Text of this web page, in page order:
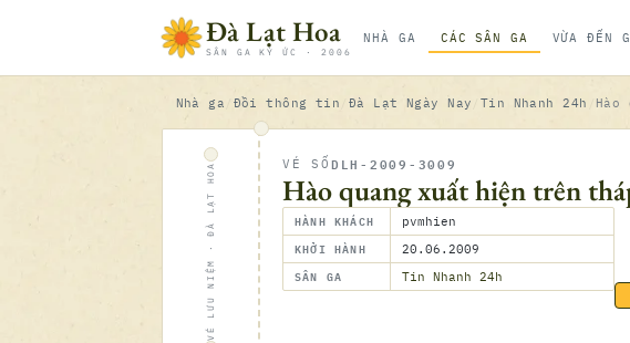
Đà Lạt Hoa
SÂN GA KÝ ỨC · 2006
NHÀ GA CÁC SÂN GA VỪA ĐẾN
Nhà ga Đồi thông tin Đà Lạt Ngày Nay Tin Nhanh 24h
VÉ LƯU NIỆM · ĐÀ LẠT HOA VÉ SỐ DLH-2009-3009
Hào quang xuất hiện trên
HÀNH KHÁCH pvmhien
KHỞI HÀNH 20.06.2009
SÂN GA Tin Nhanh 24h